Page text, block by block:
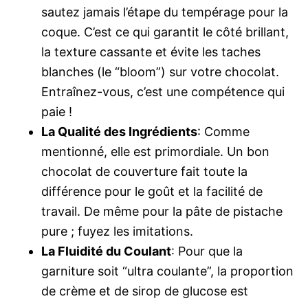
sautez jamais l’étape du tempérage pour la
coque. C’est ce qui garantit le côté brillant,
la texture cassante et évite les taches
blanches (le “bloom”) sur votre chocolat.
Entraînez-vous, c’est une compétence qui
paie !
La Qualité des Ingrédients: Comme
mentionné, elle est primordiale. Un bon
chocolat de couverture fait toute la
différence pour le goût et la facilité de
travail. De même pour la pâte de pistache
pure ; fuyez les imitations.
La Fluidité du Coulant: Pour que la
garniture soit “ultra coulante”, la proportion
de crème et de sirop de glucose est